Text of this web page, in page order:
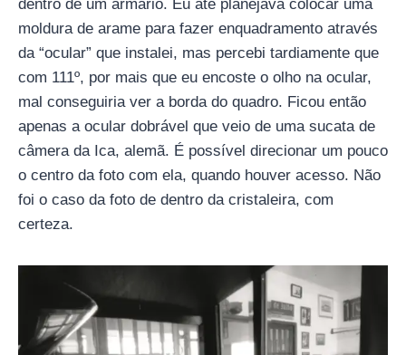
dentro de um armário. Eu até planejava colocar uma
moldura de arame para fazer enquadramento através
da “ocular” que instalei, mas percebi tardiamente que
com 111º, por mais que eu encoste o olho na ocular,
mal conseguiria ver a borda do quadro. Ficou então
apenas a ocular dobrável que veio de uma sucata de
câmera da Ica, alemã. É possível direcionar um pouco
o centro da foto com ela, quando houver acesso. Não
foi o caso da foto de dentro da cristaleira, com
certeza.